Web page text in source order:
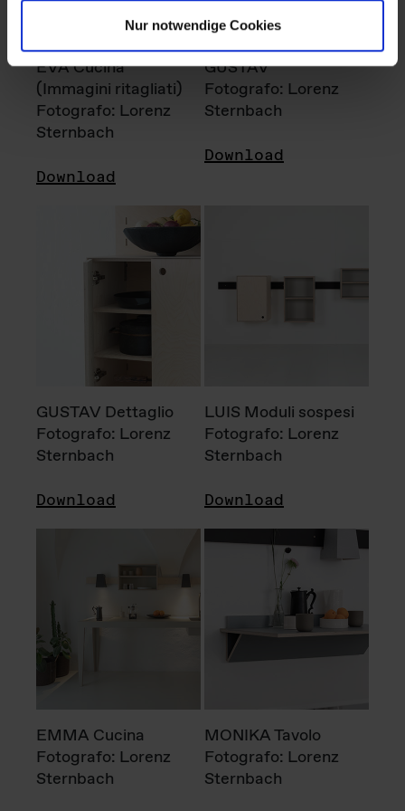
Nur notwendige Cookies
EVA Cucina
(Immagini ritagliati)
Fotografo: Lorenz
Sternbach
Download
GUSTAV
Fotografo: Lorenz
Sternbach
Download
GUSTAV Dettaglio
Fotografo: Lorenz
Sternbach
Download
LUIS Moduli sospesi
Fotografo: Lorenz
Sternbach
Download
EMMA Cucina
Fotografo: Lorenz
Sternbach
MONIKA Tavolo
Fotografo: Lorenz
Sternbach